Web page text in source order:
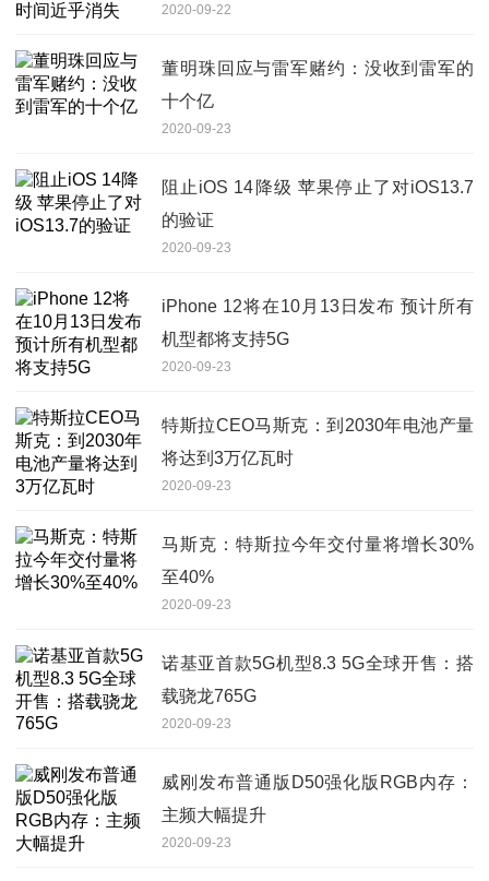
2020-09-22
董明珠回应与雷军赌约：没收到雷军的
十个亿
2020-09-23
阻止iOS 14降级 苹果停止了对iOS13.7
的验证
2020-09-23
iPhone 12将在10月13日发布 预计所有
机型都将支持5G
2020-09-23
特斯拉CEO马斯克：到2030年电池产量
将达到3万亿瓦时
2020-09-23
马斯克：特斯拉今年交付量将增长30%
至40%
2020-09-23
诺基亚首款5G机型8.3 5G全球开售：搭
载骁龙765G
2020-09-23
威刚发布普通版D50强化版RGB内存：
主频大幅提升
2020-09-23